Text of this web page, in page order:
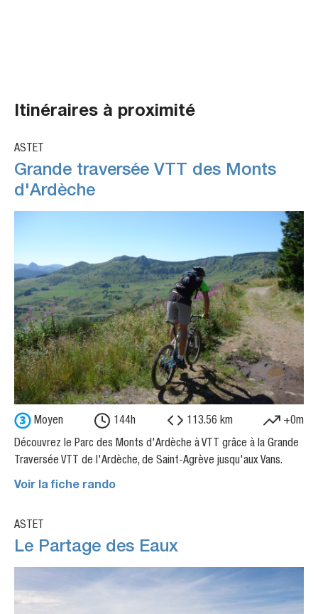
Itinéraires à proximité
ASTET
Grande traversée VTT des Monts
d'Ardèche
Moyen 144h 113.56 km
+0m
Découvrez le Parc des Monts d'Ardèche à VTT grâce à la Grande
Traversée VTT de l'Ardèche, de Saint-Agrève jusqu'aux Vans.
Voir la fiche rando
ASTET
Le Partage des Eaux